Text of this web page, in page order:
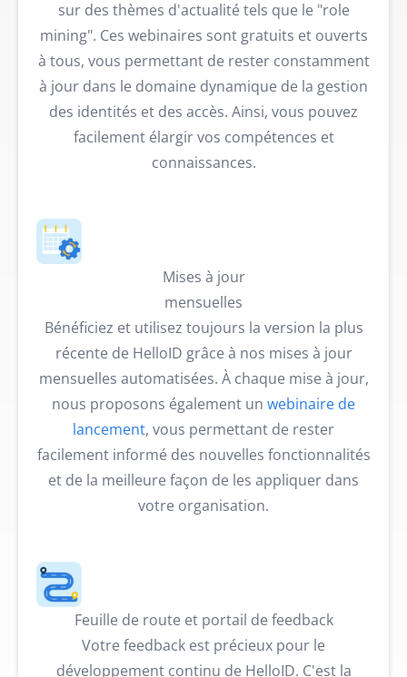
sur des thèmes d'actualité tels que le "role
mining". Ces webinaires sont gratuits et ouverts
à tous, vous permettant de rester constamment
à jour dans le domaine dynamique de la gestion
des identités et des accès. Ainsi, vous pouvez
facilement élargir vos compétences et
connaissances.
Mises à jour
mensuelles
Bénéficiez et utilisez toujours la version la plus
récente de HelloID grâce à nos mises à jour
mensuelles automatisées. À chaque mise à jour,
nous proposons également un webinaire de
lancement, vous permettant de rester
facilement informé des nouvelles fonctionnalités
et de la meilleure façon de les appliquer dans
votre organisation.
Feuille de route et portail de feedback
Votre feedback est précieux pour le
développement continu de HelloID. C'est la